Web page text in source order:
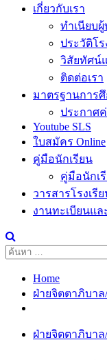
เกี่ยวกับเรา
ทำเนียบ
ประวัติโร
วิสัยทัศน์
ติดต่อเรา
มาตรฐานการ
ประกาศ
Youtube SLS
ใบสมัคร Online
คู่มือนักเรียน
คู่มือนักเ
วารสารโรงเรี
งานทะเบียนแล
ค้นหา
Home
ฝ่ายจิตตาภิบา
ฝ่ายจิตตาภิบา